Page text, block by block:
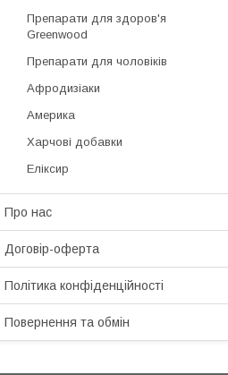
Препарати для здоров'я
Greenwood
Препарати для чоловіків
Афродизіаки
Америка
Харчові добавки
Еліксир
Про нас
Договір-оферта
Політика конфіденційності
Повернення та обмін